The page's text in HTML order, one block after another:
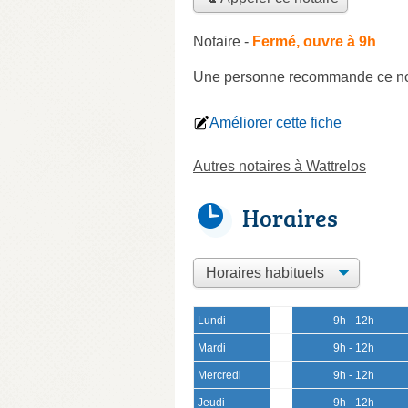
Notaire - Fermé, ouvre à 9h
Une personne recommande ce
Améliorer cette fiche
Autres notaires à Wattrelos
Horaires
Lundi 9h - 12h
Mardi 9h - 12h
Mercredi 9h - 12h
Jeudi 9h - 12h